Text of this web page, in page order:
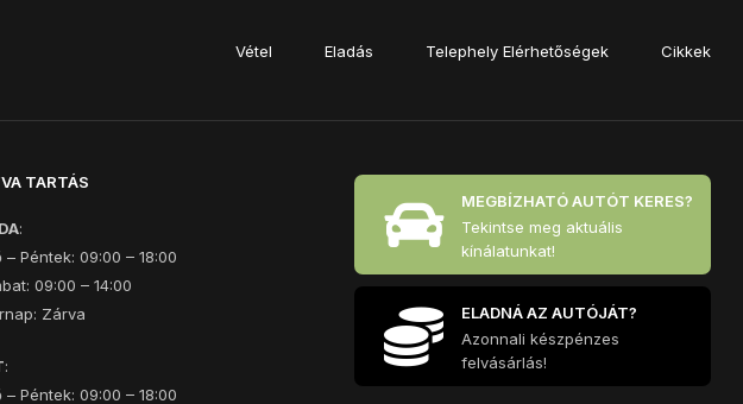
Vétel Eladás Telephely Elérhetőségek Cikkek
TARTÁS
:
– Péntek: 09:00 – 18:00
09:00 – 14:00
Zárva
:
– Péntek: 09:00 – 18:00
MEGBÍZHATÓ AUTÓT KERES?
Tekintse meg aktuális
kínálatunkat!
ELADNÁ AZ AUTÓJÁT?
Azonnali készpénzes
felvásárlás!